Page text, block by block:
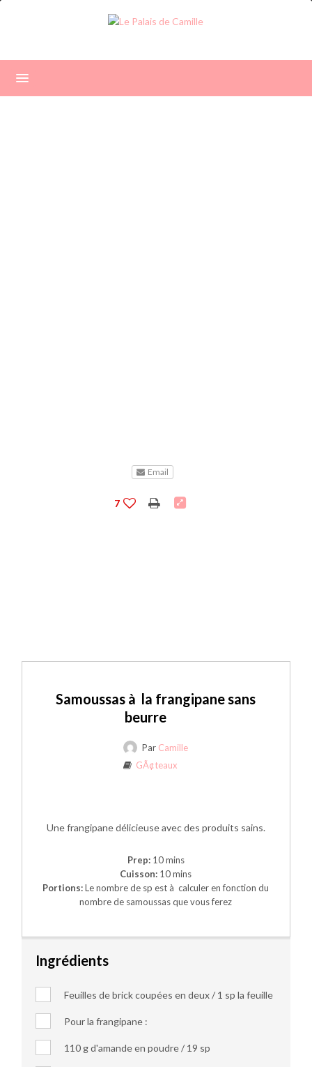
Email
7
Samoussas à la frangipane sans
beurre
Par Camille
GÃ¢teaux
Une frangipane délicieuse avec des produits sains.
Prep:10 mins
Cuisson: 10 mins
Portions:Le nombre de sp est à calculer en fonction du
nombre de samoussas que vous ferez
Ingrédients
Feuilles de brick coupées en deux / 1 sp la feuille
Pour la frangipane :
110 g d'amande en poudre / 19 sp